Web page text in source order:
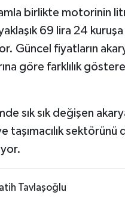
birlikte motorinin
69 lira 24
Güncel fiyatların
göre farklılık
sık sık değişen
taşımacılık
Tavlaşoğlu